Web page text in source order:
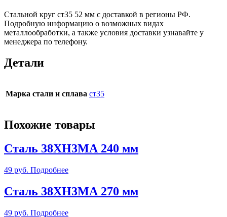
Стальной круг ст35 52 мм c доставкой в регионы РФ.
Подробную информацию о возможных видах
металлообработки, а также условия доставки узнавайте у
менеджера по телефону.
Детали
Марка стали и сплава ст35
Похожие товары
Сталь 38ХН3МА 240 мм
49 руб. Подробнее
Сталь 38ХН3МА 270 мм
49 руб. Подробнее